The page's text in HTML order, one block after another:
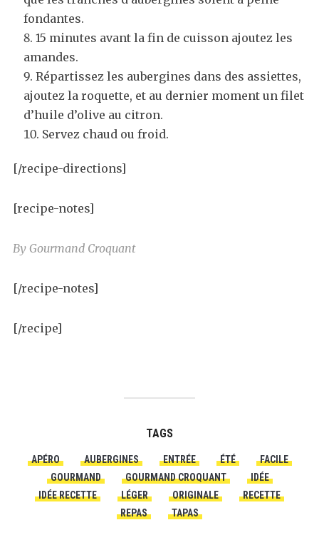
fondantes.
15 minutes avant la fin de cuisson ajoutez les
amandes.
Répartissez les aubergines dans des assiettes,
ajoutez la roquette, et au dernier moment un filet
d’huile d’olive au citron.
Servez chaud ou froid.
[/recipe-directions]
[recipe-notes]
By Gourmand Croquant
[/recipe-notes]
[/recipe]
TAGS
APÉRO AUBERGINES ENTRÉE ÉTÉ
FACILE
GOURMAND
GOURMAND CROQUANT
IDÉE
IDÉE RECETTE
LÉGER ORIGINALE
RECETTE
REPAS
TAPAS